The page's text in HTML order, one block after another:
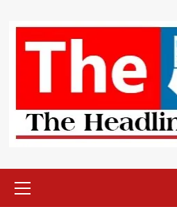
content
Menu